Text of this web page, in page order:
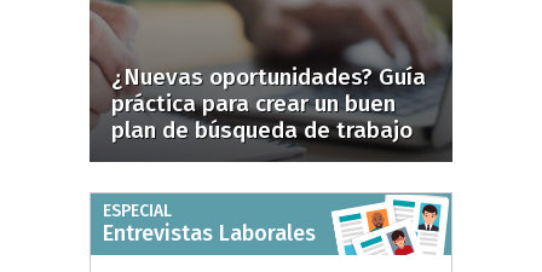
¿Nuevas oportunidades? Guía
práctica para crear un buen
plan de búsqueda de trabajo
ESPECIAL
Entrevistas Laborales